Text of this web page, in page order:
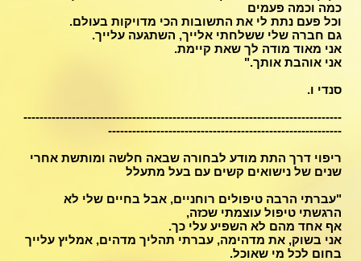
כמה וכמה פעמים
וכל פעם נתת לי את התשובות הכי מדויקות בעולם.
גם חברה שלי ששלחתי אלייך, השתגעה עלייך.
אני מאוד מודה לך שאת קיימת.
אני אוהבת אותך."
סנדי ו.
-------------------------------------------------------------------------------
----------------------------------------------------------
ריפוי דרך התת מודע לבחורה שבאה חלשה ומותשת אחרי
שנים של נישואים קשים עם בעל מתעלל
"עברתי הרבה טיפולים רוחניים, אבל בחיים שלי לא
הרגשתי טיפול עוצמתי שכזה,
אף אחד מהם לא השפיע עלי כך.
אני בשוק, את מדהימה, עברתי תהליך מדהים, אמליץ עלייך
בחום לכל מי שאוכל.